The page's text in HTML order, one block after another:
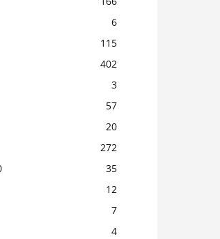
6
115
402
3
57
20
272
35
12
7
4